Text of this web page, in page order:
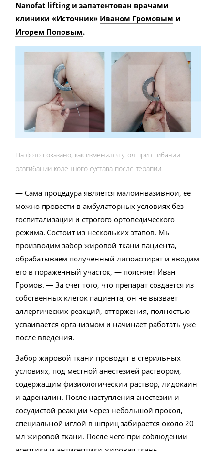
Nanofat lifting и запатентован врачами
клиники «Источник» Иваном Громовым и
Игорем Поповым.
На фото показано, как изменился угол при сгибании-
разгибании коленного сустава после терапии
— Сама процедура является малоинвазивной, ее
можно провести в амбулаторных условиях без
госпитализации и строгого ортопедического
режима. Состоит из нескольких этапов. Мы
производим забор жировой ткани пациента,
обрабатываем полученный липоаспират и вводим
его в пораженный участок, — поясняет Иван
Громов. — За счет того, что препарат создается из
собственных клеток пациента, он не вызвает
аллергических реакций, отторжения, полностью
усваивается организмом и начинает работать уже
после введения.
Забор жировой ткани проводят в стерильных
условиях, под местной анестезией раствором,
содержащим физиологический раствор, лидокаин
и адреналин. После наступления анестезии и
сосудистой реакции через небольшой прокол,
специальной иглой в шприц забирается около 20
мл жировой ткани. После чего при соблюдении